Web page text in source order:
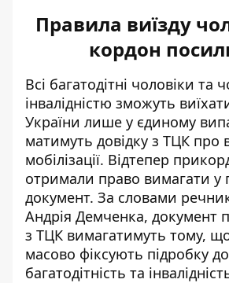
Правила виїзду
кордон
Всі багатодітні чоловіки та
інвалідністю зможуть
України лише у єдиному
матимуть довідку з ТЦК про
мобілізації. Відтепер
отримали право вимагати у
документ. За словами
Андрія Демченка, документ
з ТЦК вимагатимуть тому, що
масово фіксують підробку
багатодітність та